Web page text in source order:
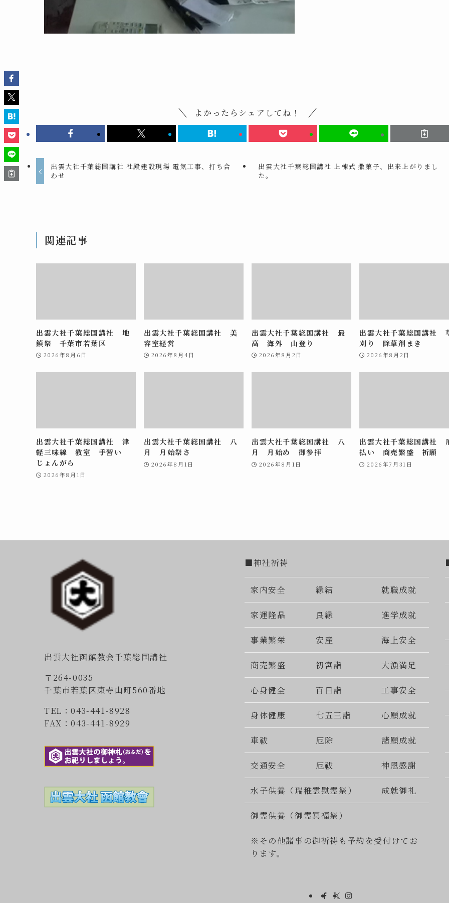
よかったらシェアしてね！
出雲大社千葉総国講社 社殿建設現場 電気工事、打ち合
わせ
出雲大社千葉総国講社 上棟式 撒菓子、出来上がりまし
た。
関連記事
出雲大社千葉総国講社 地
鎮祭 千葉市若葉区
2026年8月6日
出雲大社千葉総国講社 美
容室経営
2026年8月4日
出雲大社千葉総国講社 最
高 海外 山登り
2026年8月2日
出雲大社千葉総国講社
刈り 除草剤まき
2026年8月2日
出雲大社千葉総国講社 津
軽三味線 教室 手習い
じょんがら
2026年8月1日
出雲大社千葉総国講社 八
月 月始祭さ
2026年8月1日
出雲大社千葉総国講社 八
月 月始め 御参拝
2026年8月1日
出雲大社千葉総国講社
払い 商売繁盛 祈願
2026年7月31日
出雲大社函館教会千葉総国講社
〒264-0035
千葉市若葉区東寺山町560番地
TEL：043-441-8928
FAX：043-441-8929
■神社祈祷
家内安全 縁結 就職成就
家運隆晶 良縁 進学成就
事業繁栄 安産 海上安全
商売繁盛 初宮詣 大漁満足
心身健全 百日詣 工事安全
身体健康 七五三詣 心願成就
車祓 厄除 諸願成就
交通安全 厄祓 神恩感謝
水子供養（瑞稚霊慰霊祭） 成就御礼
御霊供養（御霊冥福祭）
※その他諸事の御祈祷も予約を受付けてお
ります。